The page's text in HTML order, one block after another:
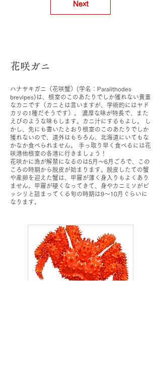
Next
花咲ガニ
ハナサキガニ（花咲蟹）(学名：Paralithodes
brevipes)は、根室のこのあたりでしか獲れない貴重
なカニです（カニとは言いますが、学術的にはヤド
カリの1種だそうです）。 濃厚な味が特長で、また
えびのような味もします。カニ汁にするもよし。 し
かし、先にも書いたとおり根室のこのあたりでしか
獲れないので、道外はもちろん、北海道にいてもな
かなか食べられません。 手っ取り早く食べるには花
咲港他根室の各港に行きましょう！
花咲かに漁が解禁になるのは5月～6月ごろで、この
ころの時期から脱皮が始まります。脱皮したての蟹
や産卵を迎えた蟹は、甲羅が薄く身入りもよくあり
ません。甲羅が硬くなってきて、身やカニミソがビ
ッシリと詰まってくる旬の時期は9～10月ぐらいに
なります。